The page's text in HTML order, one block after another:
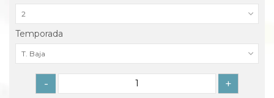
2
Temporada
T. Baja
- +